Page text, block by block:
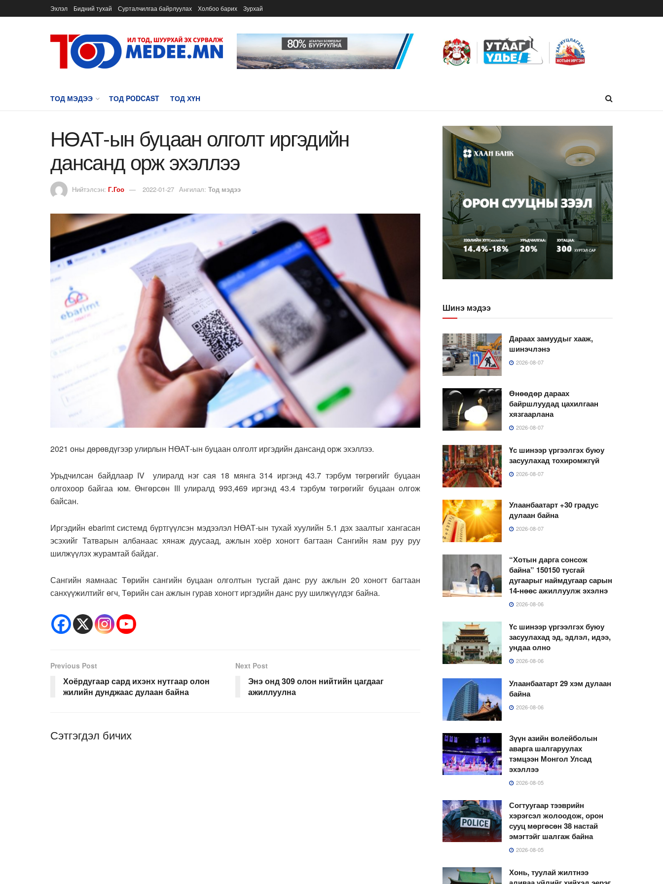
Эхлэл Бидний тухай Сурталчилгаа байрлуулах Холбоо барих Зурхай
ТОД МЭДЭЭ ТОД PODCAST ТОД ХҮН
НӨАТ-ын буцаан олголт иргэдийн
дансанд орж эхэллээ
Нийтэлсэн: Г.Гоо 2022-01-27 Ангилал: Тод мэдээ
2021 оны дөрөвдүгээр улирлын НӨАТ-ын буцаан олголт иргэдийн дансанд орж эхэллээ.
Урьдчилсан байдлаар IV улиралд нэг сая 18 мянга 314 иргэнд 43.7 тэрбум төгрөгийг буцаан
олгохоор байгаа юм. Өнгөрсөн III улиралд 993,469 иргэнд 43.4 тэрбум төгрөгийг буцаан олгож
байсан.
Иргэдийн ebarimt системд бүртгүүлсэн мэдээлэл НӨАТ-ын тухай хуулийн 5.1 дэх заалтыг хангасан
эсэхийг Татварын албанаас хянаж дуусаад, ажлын хоёр хоногт багтаан Сангийн яам руу руу
шилжүүлэх журамтай байдаг.
Сангийн яамнаас Төрийн сангийн буцаан олголтын тусгай данс руу ажлын 20 хоногт багтаан
санхүүжилтийг өгч, Төрийн сан ажлын гурав хоногт иргэдийн данс руу шилжүүлдэг байна.
Previous Post
Хоёрдугаар сард ихэнх нутгаар олон
жилийн дунджаас дулаан байна
Next Post
Энэ онд 309 олон нийтийн цагдааг
ажиллуулна
Сэтгэгдэл бичих
Шинэ мэдээ
Дараах замуудыг хааж,
шинэчлэнэ
2026-08-07
Өнөөдөр дараах
байршлуудад цахилгаан
хязгаарлана
2026-08-07
Үс шинээр үргээлгэх буюу
засуулахад тохиромжгүй
2026-08-07
Улаанбаатарт +30 градус
дулаан байна
2026-08-07
“Хотын дарга сонсож
байна” 150150 тусгай
дугаарыг наймдугаар сарын
14-нөөс ажиллуулж эхэлнэ
2026-08-06
Үс шинээр үргээлгэх буюу
засуулахад эд, эдлэл, идээ,
ундаа олно
2026-08-06
Улаанбаатарт 29 хэм дулаан
байна
2026-08-06
Зүүн азийн волейболын
аварга шалгаруулах
тэмцээн Монгол Улсад
эхэллээ
2026-08-05
Согтуугаар тээврийн
хэрэгсэл жолоодож, орон
сууц мөргөсөн 38 настай
эмэгтэйг шалгаж байна
2026-08-05
Хонь, туулай жилтнээ